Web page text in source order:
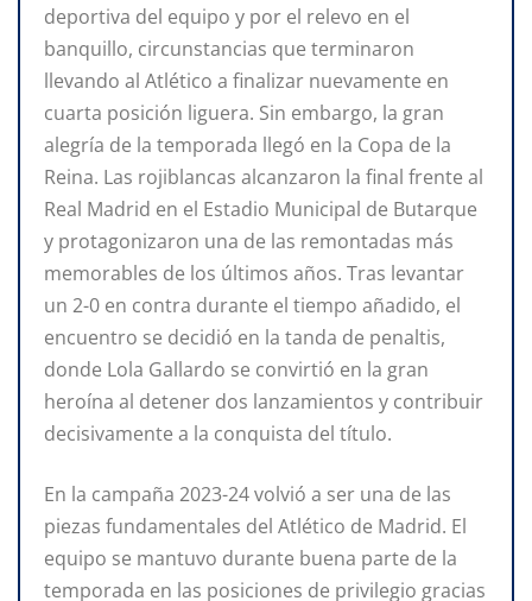
deportiva del equipo y por el relevo en el
banquillo, circunstancias que terminaron
llevando al Atlético a finalizar nuevamente en
cuarta posición liguera. Sin embargo, la gran
alegría de la temporada llegó en la Copa de la
Reina. Las rojiblancas alcanzaron la final frente al
Real Madrid en el Estadio Municipal de Butarque
y protagonizaron una de las remontadas más
memorables de los últimos años. Tras levantar
un 2-0 en contra durante el tiempo añadido, el
encuentro se decidió en la tanda de penaltis,
donde Lola Gallardo se convirtió en la gran
heroína al detener dos lanzamientos y contribuir
decisivamente a la conquista del título.
En la campaña 2023-24 volvió a ser una de las
piezas fundamentales del Atlético de Madrid. El
equipo se mantuvo durante buena parte de la
temporada en las posiciones de privilegio gracias